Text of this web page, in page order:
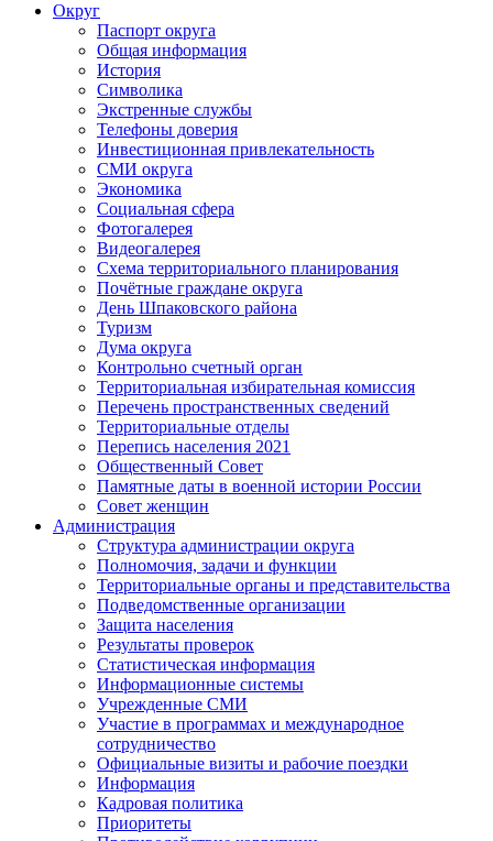
Округ
Паспорт округа
Общая информация
История
Символика
Экстренные службы
Телефоны доверия
Инвестиционная привлекательность
СМИ округа
Экономика
Социальная сфера
Фотогалерея
Видеогалерея
Схема территориального планирования
Почётные граждане округа
День Шпаковского района
Туризм
Дума округа
Контрольно счетный орган
Территориальная избирательная комиссия
Перечень пространственных сведений
Территориальные отделы
Перепись населения 2021
Общественный Совет
Памятные даты в военной истории России
Совет женщин
Администрация
Структура администрации округа
Полномочия, задачи и функции
Территориальные органы и представительства
Подведомственные организации
Защита населения
Результаты проверок
Статистическая информация
Информационные системы
Учрежденные СМИ
Участие в программах и международное
сотрудничество
Официальные визиты и рабочие поездки
Информация
Кадровая политика
Приоритеты